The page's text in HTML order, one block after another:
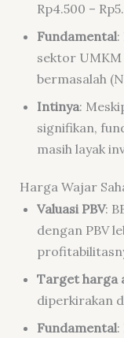
Rp4.500 –
Fundamental:
sektor
bermasalah
Intinya:
signifikan,
masih layak
Harga Wajar
Valuasi PBV:
dengan PBV
Target harga
diperkirakan
Fundamental: